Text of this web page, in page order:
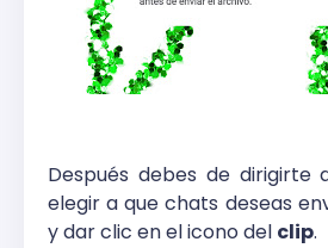
Después debes de dirigirte
elegir a que chats deseas
y dar clic en el icono del clip.